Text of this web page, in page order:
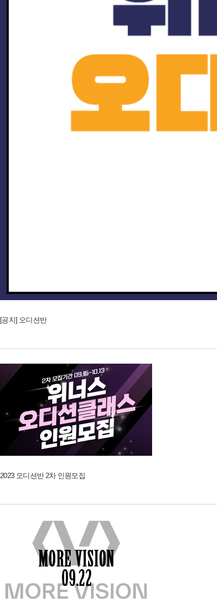
[공지] 오디션반
2023 오디션반 2차 인원모집